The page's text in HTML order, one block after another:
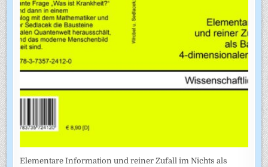
Elementare Information und reiner Zufall im Nichts als